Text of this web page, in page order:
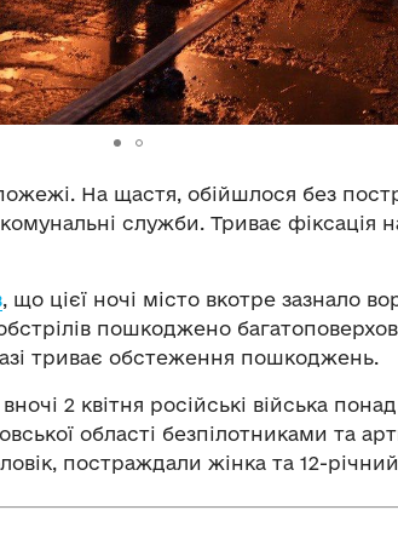
пожежі. На щастя, обійшлося без
служби. Триває фіксація
, що цієї ночі місто вкотре зазнало
пошкоджено
триває обстеження пошкоджень.
2 квітня російські війська
області безпілотниками та
постраждали жінка та 12-